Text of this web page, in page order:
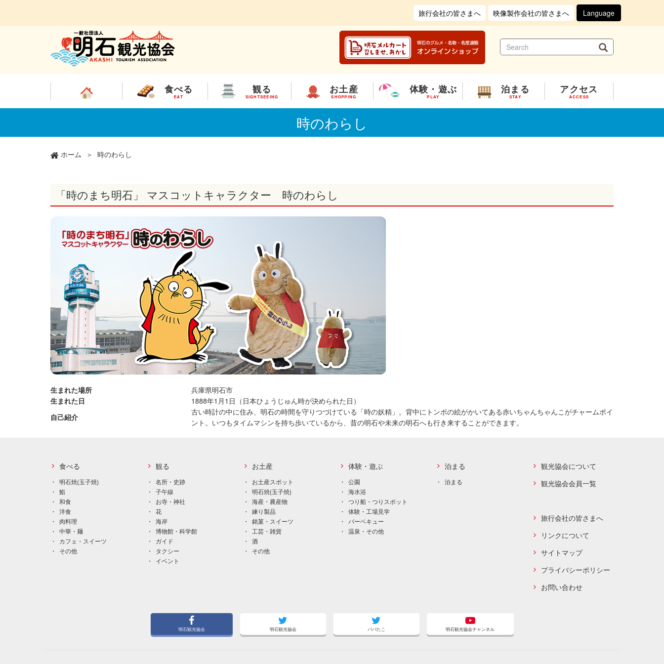
旅行会社の皆さまへ 映像製作会社の皆さまへ Language
S
e
a
r
c
h
Search
食べる
EAT
観る
SIGHTSEEING
お土産
SHOPPING
体験・遊ぶ
PLAY
泊まる
STAY
アクセス
ACCESS
時のわらし
ホーム 時のわらし
「時のまち明石」 マスコットキャラクター 時のわらし
生まれた場所
兵庫県明石市
生まれた日
1888年1月1日（日本ひょうじゅん時が決められた日）
自己紹介
古い時計の中に住み、明石の時間を守りつづけている「時の妖精」。背中にトンボの絵がかいてある赤いちゃんちゃんこがチャームポイ
ント。いつもタイムマシンを持ち歩いているから、昔の明石や未来の明石へも行き来することができます。
食べる
明石焼(玉子焼)
鮨
和食
洋食
肉料理
中華・麺
カフェ・スイーツ
その他
観る
名所・史跡
子午線
お寺・神社
花
海岸
博物館・科学館
ガイド
タクシー
イベント
お土産
お土産スポット
明石焼(玉子焼)
海産・農産物
練り製品
銘菓・スイーツ
工芸・雑貨
酒
その他
体験・遊ぶ
公園
海水浴
つり船・つりスポット
体験・工場見学
バーベキュー
温泉・その他
泊まる
泊まる
観光協会について
観光協会会員一覧
旅行会社の皆さまへ
リンクについて
サイトマップ
プライバシーポリシー
お問い合わせ
明石観光協会 明石観光協会 パパたこ 明石観光協会チャンネル